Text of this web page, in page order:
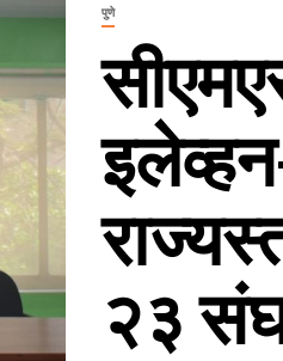
पुणे
२३